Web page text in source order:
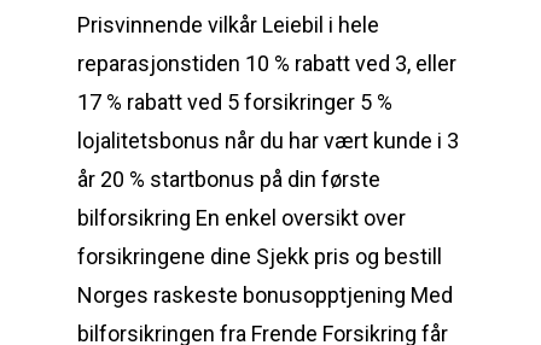
Prisvinnende vilkår Leiebil i hele
reparasjonstiden 10 % rabatt ved 3, eller
17 % rabatt ved 5 forsikringer 5 %
lojalitetsbonus når du har vært kunde i 3
år 20 % startbonus på din første
bilforsikring En enkel oversikt over
forsikringene dine Sjekk pris og bestill
Norges raskeste bonusopptjening Med
bilforsikringen fra Frende Forsikring får